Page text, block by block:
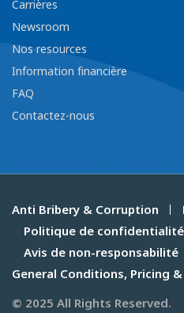
Carrières
Newsroom
Nos resources
Information financière
FAQ
Contactez-nous
Anti Bribery & Corruption
Politique de confidentialité
Avis de non-responsabilité
General Conditions, Pricing
© 2025 All Rights Reserved.